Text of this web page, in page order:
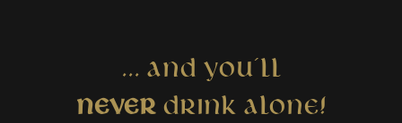
... AND YOU´LL
NEVERDRINK ALONE!